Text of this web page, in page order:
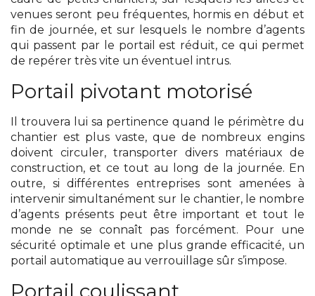
venues seront peu fréquentes, hormis en début et
fin de journée, et sur lesquels le nombre d’agents
qui passent par le portail est réduit, ce qui permet
de repérer très vite un éventuel intrus.
Portail pivotant motorisé
Il trouvera lui sa pertinence quand le périmètre du
chantier est plus vaste, que de nombreux engins
doivent circuler, transporter divers matériaux de
construction, et ce tout au long de la journée. En
outre, si différentes entreprises sont amenées à
intervenir simultanément sur le chantier, le nombre
d’agents présents peut être important et tout le
monde ne se connaît pas forcément. Pour une
sécurité optimale et une plus grande efficacité, un
portail automatique au verrouillage sûr s’impose.
Portail coulissant